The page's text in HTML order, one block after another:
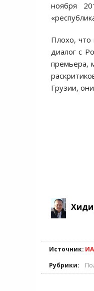
ноября
Плохо, что
диалог с
премьера,
Грузии,
Источник: ИА
Рубрики: